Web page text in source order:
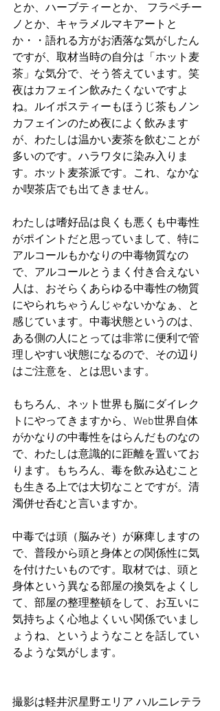
とか、ハーブティーとか、 フラペチー
ノとか、キャラメルマキアートと
か・・語れる方がお洒落な気がしたん
ですが、取材当時の自分は「ホット麦
茶」な気分で、そう答えています。笑
夜はカフェイン飲みたくないですよ
ね。ルイボスティーもほうじ茶もノン
カフェインのため夜によく飲みます
が、わたしは温かい麦茶を飲むことが
多いのです。ハラワタに染み入りま
す。ホット麦茶派です。これ、なかな
か喫茶店でも出てきません。
わたしは嗜好品は良くも悪くも中毒性
がポイントだと思っていまして、特に
アルコールもかなりの中毒物質なの
で、アルコールとうまく付き合えない
人は、おそらくあらゆる中毒性の物質
にやられちゃうんじゃないかなぁ、と
感じています。中毒状態というのは、
ある側の人にとっては非常に便利で管
理しやすい状態になるので、その辺り
はご注意を、とは思います。
もちろん、ネット世界も脳にダイレク
トにやってきますから、Web世界自体
がかなりの中毒性をはらんだものなの
で、わたしは意識的に距離を置いてお
ります。もちろん、毒を飲み込むこと
も生きる上では大切なことですが。清
濁併せ呑むと言いますか。
中毒では頭（脳みそ）が麻痺しますの
で、普段から頭と身体との関係性に気
を付けたいものです。取材では、頭と
身体という異なる部屋の換気をよくし
て、部屋の整理整頓をして、お互いに
気持ちよく心地よくいい関係でいまし
ょうね、というようなことを話してい
るような気がします。
撮影は軽井沢星野エリア ハルニレテラ